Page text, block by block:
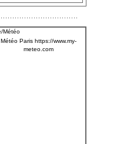
Météo Paris https://www.my-
meteo.com